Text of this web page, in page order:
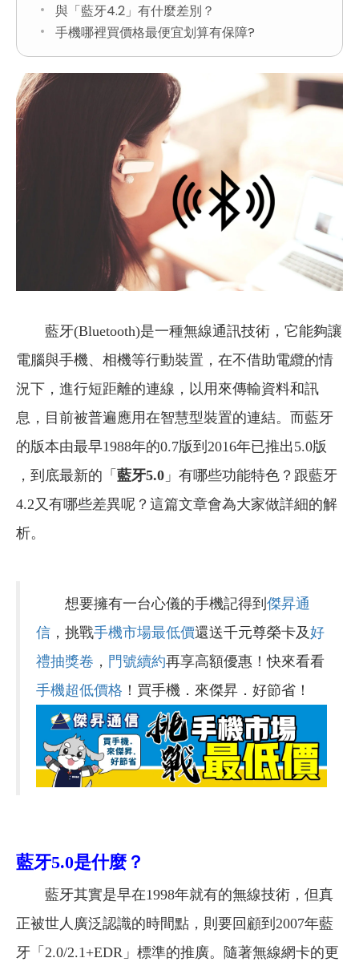
與「藍牙4.2」有什麼差別？
手機哪裡買價格最便宜划算有保障?
藍牙(Bluetooth)是一種無線通訊技術，它能夠讓
電腦與手機、相機等行動裝置，在不借助電纜的情
況下，進行短距離的連線，以用來傳輸資料和訊
息，目前被普遍應用在智慧型裝置的連結。而藍牙
的版本由最早1988年的0.7版到2016年已推出5.0版
，到底最新的「 藍牙5.0 」有哪些功能特色？跟藍牙
4.2又有哪些差異呢？這篇文章會為大家做詳細的解
析。
想要擁有一台心儀的手機記得到 傑昇通
信 ，挑戰手機市場最低價還送千元尊榮卡及好
禮抽獎卷 ， 門號續約再享高額優惠！快來看看
手機超低價格 ！買手機．來傑昇．好節省！
藍牙5.0是什麼？
藍牙其實是早在1998年就有的無線技術，但真
正被世人廣泛認識的時間點，則要回顧到2007年藍
牙「2.0/2.1+EDR」標準的推廣。隨著無線網卡的更